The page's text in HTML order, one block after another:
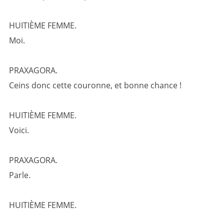
HUITIÈME FEMME.
Moi.
PRAXAGORA.
Ceins donc cette couronne, et bonne chance !
HUITIÈME FEMME.
Voici.
PRAXAGORA.
Parle.
HUITIÈME FEMME.